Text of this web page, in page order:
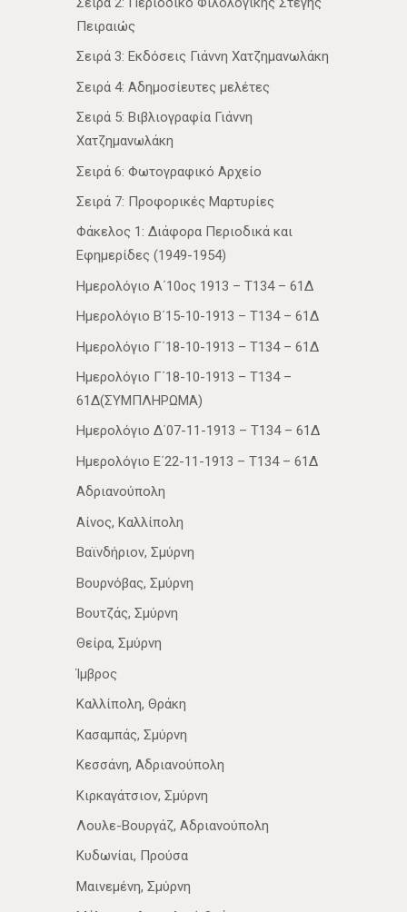
Πειραιώς
Σειρά 3: Εκδόσεις Γιάννη Χατζημανωλάκη
Σειρά 4: Αδημοσίευτες μελέτες
Σειρά 5: Βιβλιογραφία Γιάννη
Χατζημανωλάκη
Σειρά 6: Φωτογραφικό Αρχείο
Σειρά 7: Προφορικές Μαρτυρίες
Φάκελος 1: Διάφορα Περιοδικά και
Εφημερίδες (1949-1954)
Ημερολόγιο Α΄10ος 1913 – Τ134 – 61Δ
Ημερολόγιο Β΄15-10-1913 – Τ134 – 61Δ
Ημερολόγιο Γ΄18-10-1913 – Τ134 – 61Δ
Ημερολόγιο Γ΄18-10-1913 – Τ134 –
61Δ(ΣΥΜΠΛΗΡΩΜΑ)
Ημερολόγιο Δ΄07-11-1913 – Τ134 – 61Δ
Ημερολόγιο Ε΄22-11-1913 – Τ134 – 61Δ
Αδριανούπολη
Αίνος, Καλλίπολη
Βαϊνδήριον, Σμύρνη
Βουρνόβας, Σμύρνη
Βουτζάς, Σμύρνη
Θείρα, Σμύρνη
Ίμβρος
Καλλίπολη, Θράκη
Κασαμπάς, Σμύρνη
Κεσσάνη, Αδριανούπολη
Κιρκαγάτσιον, Σμύρνη
Λουλε-Βουργάζ, Αδριανούπολη
Κυδωνίαι, Προύσα
Μαινεμένη, Σμύρνη